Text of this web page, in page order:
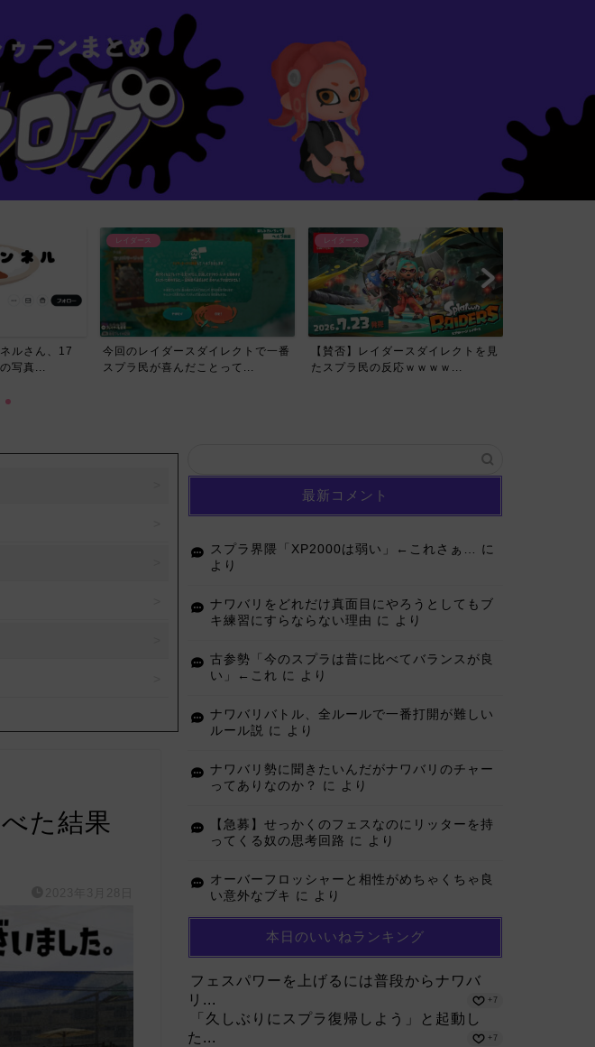
ルさん、17
写真...
レイダース
今回のレイダースダイレクトで一番
スプラ民が喜んだことって...
レイダース
【賛否】レイダースダイレクトを見
たスプラ民の反応ｗｗｗｗ...
た結果
最新コメント
スプラ界隈「XP2000は弱い」←これさぁ…
に
より
ナワバリをどれだけ真面目にやろうとしてもブ
キ練習にすらならない理由 に より
古参勢「今のスプラは昔に比べてバランスが良
い」←これ に より
ナワバリバトル、全ルールで一番打開が難しい
ルール説 に より
ナワバリ勢に聞きたいんだがナワバリのチャー
ってありなのか？
に より
【急募】せっかくのフェスなのにリッターを持
ってくる奴の思考回路 に より
オーバーフロッシャーと相性がめちゃくちゃ良
い意外なブキ に より
本日のいいねランキング
フェスパワーを上げるには普段からナワバ
リ...
+7
「久しぶりにスプラ復帰しよう」と起動し
た...
+7